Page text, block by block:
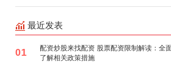
最近发表
01
配资炒股来找配资 股票配资限制解读：全
了解相关政策措施